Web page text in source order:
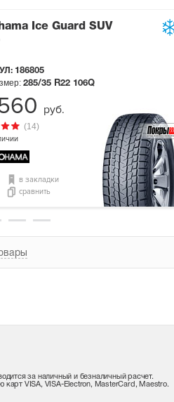
Ice Guard SUV
186805
(14)
285/35 R22 106Q
в закладки
сравнить
руб.
за наличный и безналичный расчет.
VISA, VISA-Electron, MasterCard, Maestro.